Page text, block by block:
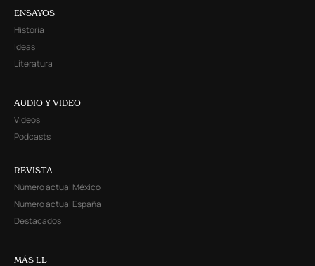
ENSAYOS
Historia
Ideas
Literatura
AUDIO Y VIDEO
Videos
Podcasts
REVISTA
Número actual México
Número actual España
Destacados
MÁS LL